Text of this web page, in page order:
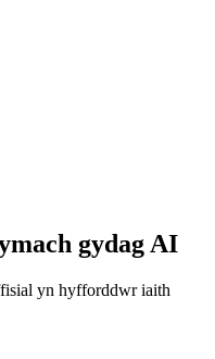
gydag AI
yn hyfforddwr iaith